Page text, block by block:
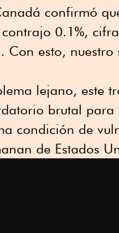
confirmó
0.1%,
Con esto,
lejano, este
brutal para
condición de
de Estados